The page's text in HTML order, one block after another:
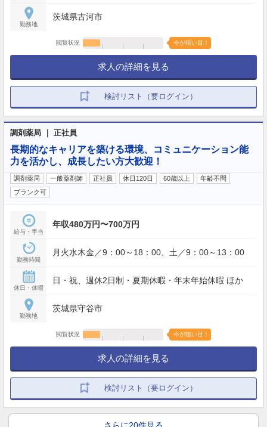
勤務地
茨城県古河市
閲覧状況 今が狙い目！
求人の詳細を見る
検討リスト（要ログイン）
調剤薬局 ｜ 正社員
長期的なキャリアを築ける環境、コミュニケーション能
力を活かし、成長したい方大歓迎！
調剤薬局 一般薬剤師 正社員 休日120日 60歳以上
年齢不問
ブランク可
給与・手当
年収480万円〜700万円
勤務時間
月火水木金／9：00～18：00、土／9：00～13：00
休日・休暇
日・祝、週休2日制・夏期休暇・年末年始休暇 ほか
勤務地
茨城県守谷市
閲覧状況 今が狙い目！
求人の詳細を見る
検討リスト（要ログイン）
さらに20件見る